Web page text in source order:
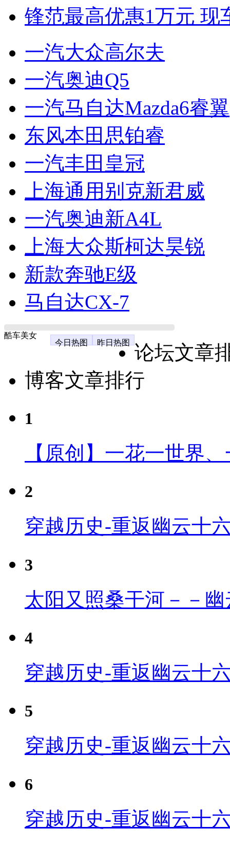
锋范最高优惠1万元 现
一汽大众高尔夫
一汽奥迪Q5
一汽马自达Mazda6睿翼
东风本田思铂睿
一汽丰田皇冠
上海通用别克新君威
一汽奥迪新A4L
上海大众斯柯达昊锐
新款奔驰E级
马自达CX-7
酷车美女
今日热图
昨日热图
论坛文章
博客文章排行
1
【原创】一花一世界
2
穿越历史-重返幽云十
3
太阳又照桑干河－－
4
穿越历史-重返幽云十
5
穿越历史-重返幽云十
6
穿越历史-重返幽云十